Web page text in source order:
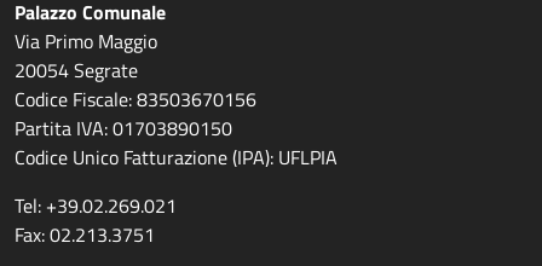
Palazzo Comunale
Via Primo Maggio
20054 Segrate
Codice Fiscale: 83503670156
Partita IVA: 01703890150
Codice Unico Fatturazione (IPA): UFLPIA
Tel: +39.02.269.021
Fax: 02.213.3751